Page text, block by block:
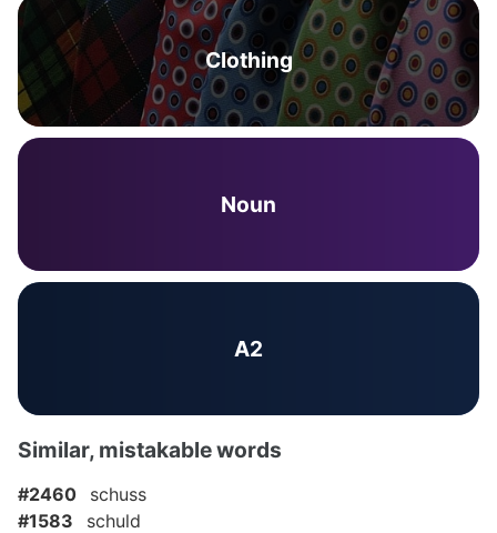
Clothing
Noun
A2
Similar, mistakable words
#2460
schuss
#1583
schuld